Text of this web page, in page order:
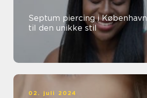
Septum piercing i
til den unikke stil
02. juli 2024